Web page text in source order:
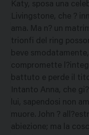
Katy, sposa una
Livingstone, che ?
ama. Ma n? un
trionfi del ring
beve
compromette
battuto e perde il
Intanto Anna, che
lui, sapendosi non
muore. John ?
abiezione; ma la